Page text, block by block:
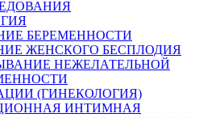
БЕРЕМЕННОСТИ
ЖЕНСКОГО БЕСПЛОДИЯ
НЕЖЕЛАТЕЛЬНОЙ
(ГИНЕКОЛОГИЯ)
ИНТИМНАЯ